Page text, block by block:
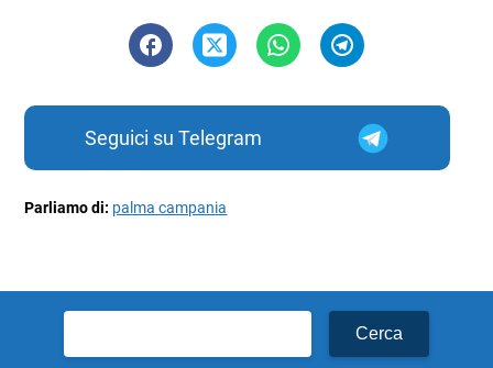
Seguici su Telegram
Parliamo di: palma campania
per: